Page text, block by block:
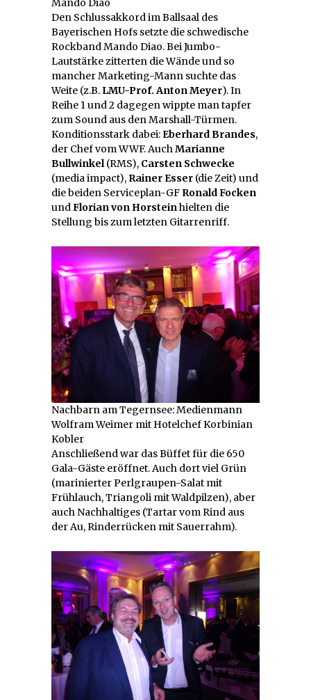
Den Schlussakkord im Ballsaal des
Bayerischen Hofs setzte die schwedische
Rockband Mando Diao. Bei Jumbo-
Lautstärke zitterten die Wände und so
mancher Marketing-Mann suchte das
Weite (z.B. LMU-Prof. Anton Meyer). In
Reihe 1 und 2 dagegen wippte man tapfer
zum Sound aus den Marshall-Türmen.
Konditionsstark dabei:Eberhard Brandes,
der Chef vom WWF. Auch Marianne
Bullwinkel (RMS), Carsten Schwecke
(media impact), Rainer Esser (die Zeit) und
die beiden Serviceplan-GF Ronald Focken
und Florian von Horstein hielten die
Stellung bis zum letzten Gitarrenriff.
Nachbarn am Tegernsee: Medienmann
Wolfram Weimer mit Hotelchef Korbinian
Kobler
Anschließend war das Büffet für die 650
Gala-Gäste eröffnet. Auch dort viel Grün
(marinierter Perlgraupen-Salat mit
Frühlauch, Triangoli mit Waldpilzen), aber
auch Nachhaltiges (Tartar vom Rind aus
der Au, Rinderrücken mit Sauerrahm).